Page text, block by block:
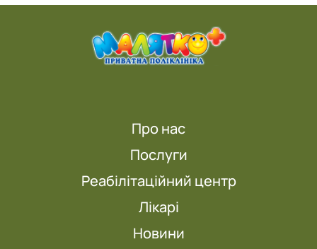
Про нас
Послуги
Реабілітаційний центр
Лікарі
Новини